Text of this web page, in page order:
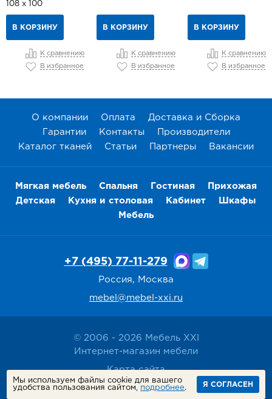
108 х 100
В КОРЗИНУ
К сравнению
В избранное
В КОРЗИНУ
К сравнению
В избранное
В КОРЗИНУ
К сравнению
В избранное
О компании Оплата
Доставка и Сборка
Гарантии
Контакты
Производители
Каталог тканей
Статьи Партнеры Вакансии
Мягкая мебель Спальня Гостиная
Прихожая
Детская
Кухня и столовая Кабинет
Шкафы
Мебель
© 2006 - 2026 Мебель XXI
Интернет-магазин мебели
Карта сайта
Политика конфиденциальности
+7 (495) 77-11-279
Россия, Москва
mebel@mebel-xxi.ru
Мы используем файлы cookie для вашего
удобства пользования сайтом, подробнее. Я СОГЛАСЕН